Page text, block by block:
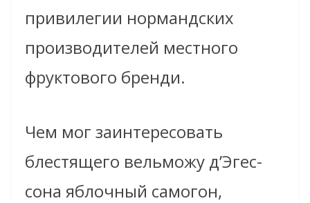
привилегии нормандских
производителей местного
фруктового бренди.
Чем мог заинтересовать
блестящего вельможу д’Эгес-
сона яблочный самогон,